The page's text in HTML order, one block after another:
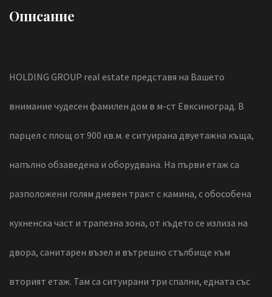
Описание
HOLDING GROUP real estate представя на Вашето
внимание чудесен фамилен дом в м-ст Евксиноград. В
парцел с площ от 900 кв.м. е ситуирана двуетажна къща,
напълно обзаведена и оборудвана. На първи етаж са
разположени голям дневен тракт с камина, с обособена
кухненска част и трапезна зона, от където се излиза на
двора, санитарен възел и вътрешно стълбище към
вторият етаж. Там са ситуирани три спални, едната със